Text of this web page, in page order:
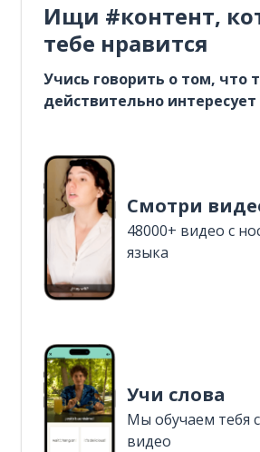
Ищи #контент,
тебе нравится
Учись говорить о том, что
действительно интересует
Смотри
48000+ видео с
языка
Учи слова
Мы обучаем тебя
видео